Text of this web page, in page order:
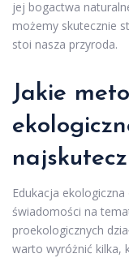
jej bogactwa
możemy skutecznie
stoi nasza przyroda.
Jakie
Edukacja
świadomości na
proekologicznych
warto wyróżnić kilka,